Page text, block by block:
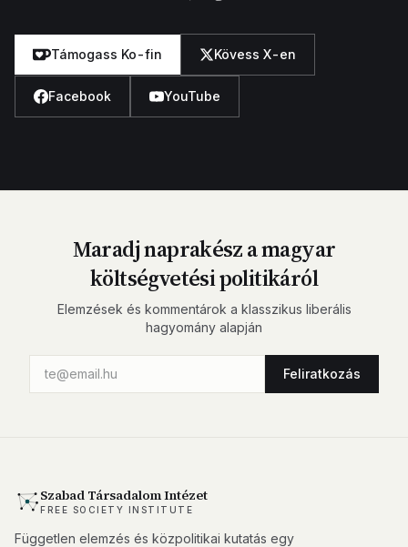
Támogass Ko-fin Kövess X-en
Facebook YouTube
Maradj naprakész a magyar
költségvetési politikáról
Elemzések és kommentárok a klasszikus liberális
hagyomány alapján
Feliratkozás
Szabad Társadalom Intézet
FREE SOCIETY INSTITUTE
Független elemzés és közpolitikai kutatás egy